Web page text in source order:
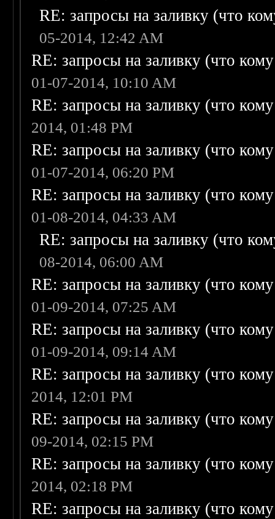
RE: запросы на заливку (что
05-2014, 12:42 AM
RE: запросы на заливку (что
01-07-2014, 10:10 AM
RE: запросы на заливку (что
2014, 01:48 PM
RE: запросы на заливку (что
01-07-2014, 06:20 PM
RE: запросы на заливку (что
01-08-2014, 04:33 AM
RE: запросы на заливку (что
08-2014, 06:00 AM
RE: запросы на заливку (что
01-09-2014, 07:25 AM
RE: запросы на заливку (что
01-09-2014, 09:14 AM
RE: запросы на заливку (что
2014, 12:01 PM
RE: запросы на заливку (что
09-2014, 02:15 PM
RE: запросы на заливку (что
2014, 02:18 PM
RE: запросы на заливку (что